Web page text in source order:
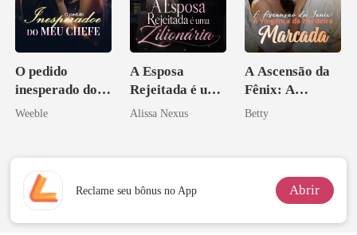
O pedido
inesperado do
meu chefe
Weeble
A Esposa
Rejeitada é uma
Zilionária
Alissa Nexus
A Ascensão da
Fênix: A
Vingança da
Betty
Reclame seu bônus no App Abrir